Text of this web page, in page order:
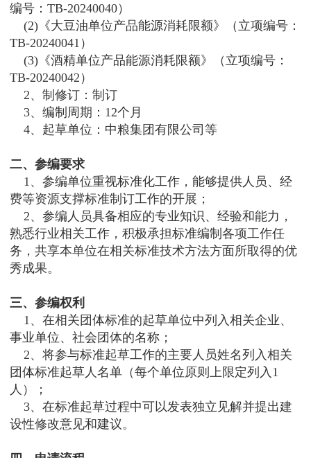
编号：TB-20240040）
(2)《大豆油单位产品能源消耗限额》（立项编号：
TB-20240041）
(3)《酒精单位产品能源消耗限额》（立项编号：
TB-20240042）
2、制修订：制订
3、编制周期：12个月
4、起草单位：中粮集团有限公司等
二、参编要求
1、参编单位重视标准化工作，能够提供人员、经
费等资源支撑标准制订工作的开展；
2、参编人员具备相应的专业知识、经验和能力，
熟悉行业相关工作，积极承担标准编制各项工作任
务，共享本单位在相关标准技术方法方面所取得的优
秀成果。
三、参编权利
1、在相关团体标准的起草单位中列入相关企业、
事业单位、社会团体的名称；
2、将参与标准起草工作的主要人员姓名列入相关
团体标准起草人名单（每个单位原则上限定列入1
人）；
3、在标准起草过程中可以发表独立见解并提出建
设性修改意见和建议。